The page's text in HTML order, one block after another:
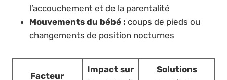
l’accouchement et de la parentalité
Mouvements du bébé : coups de pieds ou
changements de position nocturnes
Facteur
Impact sur
Solutions